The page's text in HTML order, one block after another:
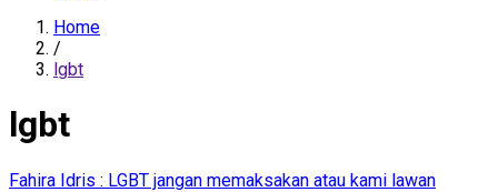
Home
/
lgbt
lgbt
Fahira Idris : LGBT jangan memaksakan atau kami lawan